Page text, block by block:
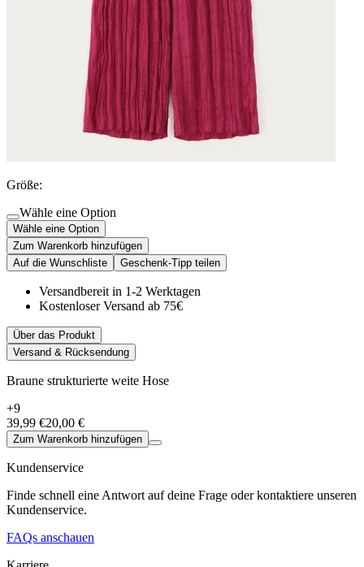
Größe:
Wähle eine Option
Wähle eine Option
Zum Warenkorb hinzufügen
Auf die Wunschliste
Geschenk-Tipp teilen
Versandbereit in 1-2 Werktagen
Kostenloser Versand ab 75€
Über das Produkt
Versand & Rücksendung
Braune strukturierte weite Hose
+9
39,99 €20,00 €
Zum Warenkorb hinzufügen
Kundenservice
Finde schnell eine Antwort auf deine Frage oder kontaktiere unseren
Kundenservice.
FAQs anschauen